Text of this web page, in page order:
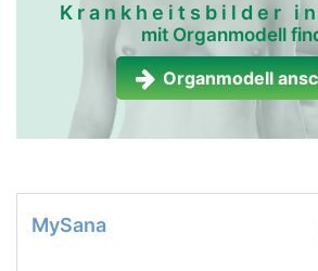
Krankheitsbilder
mit Organmodell
Organmodell
MySana